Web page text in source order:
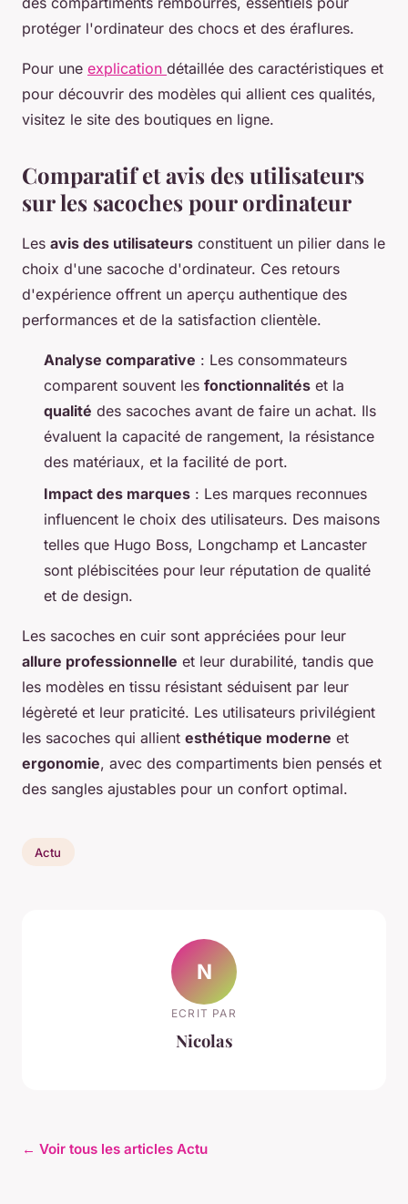
protéger l'ordinateur des chocs et des éraflures.
Pour une explication détaillée des caractéristiques et
pour découvrir des modèles qui allient ces qualités,
visitez le site des boutiques en ligne.
Comparatif et avis des utilisateurs
sur les sacoches pour ordinateur
Les avis des utilisateurs constituent un pilier dans le
choix d'une sacoche d'ordinateur. Ces retours
d'expérience offrent un aperçu authentique des
performances et de la satisfaction clientèle.
Analyse comparative : Les consommateurs
comparent souvent les fonctionnalités et la
qualité des sacoches avant de faire un achat. Ils
évaluent la capacité de rangement, la résistance
des matériaux, et la facilité de port.
Impact des marques : Les marques reconnues
influencent le choix des utilisateurs. Des maisons
telles que Hugo Boss, Longchamp et Lancaster
sont plébiscitées pour leur réputation de qualité
et de design.
Les sacoches en cuir sont appréciées pour leur
allure professionnelle et leur durabilité, tandis que
les modèles en tissu résistant séduisent par leur
légèreté et leur praticité. Les utilisateurs privilégient
les sacoches qui allient esthétique moderne et
ergonomie, avec des compartiments bien pensés et
des sangles ajustables pour un confort optimal.
Actu
N
ECRIT PAR
Nicolas
← Voir tous les articles Actu